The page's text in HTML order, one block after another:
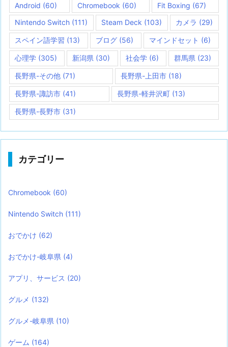
Android (60) Chromebook (60) Fit Boxing (67)
Nintendo Switch (111) Steam Deck (103) カメラ (29)
スペイン語学習 (13) ブログ (56) マインドセット (6)
心理学 (305) 新潟県 (30) 社会学(6) 群馬県 (23)
長野県-その他 (71) 長野県-上田市(18)
長野県-諏訪市 (41) 長野県-軽井沢町 (13)
長野県-長野市 (31)
カテゴリー
Chromebook (60)
Nintendo Switch (111)
おでかけ (62)
おでかけ-岐阜県 (4)
アプリ、サービス (20)
グルメ (132)
グルメ-岐阜県 (10)
ゲーム (164)